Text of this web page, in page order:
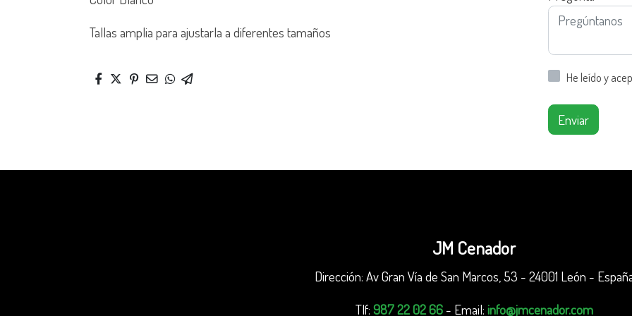
Tallas amplia para ajustarla a diferentes tamaños
He leído y
Enviar
JM Cenador
Dirección: Av Gran Vía de San Marcos, 53 - 24001 León -
Tlf: 987 22 02 66- Email: info@jmcenador.com